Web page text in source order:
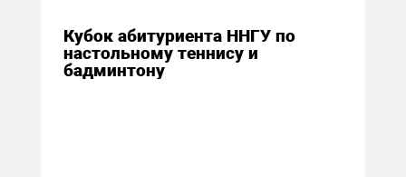
Кубок абитуриента ННГУ по
настольному теннису и
бадминтону